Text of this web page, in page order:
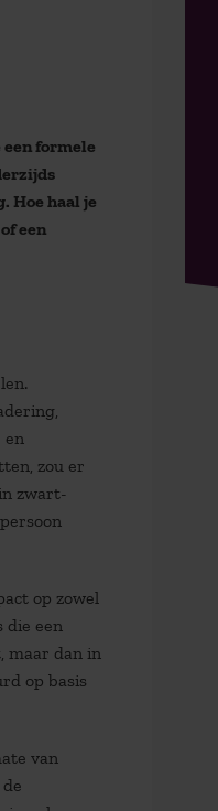
formele
Hoe haal je
een
en
zou er
zwart-
op zowel
die een
maar dan in
op basis
van